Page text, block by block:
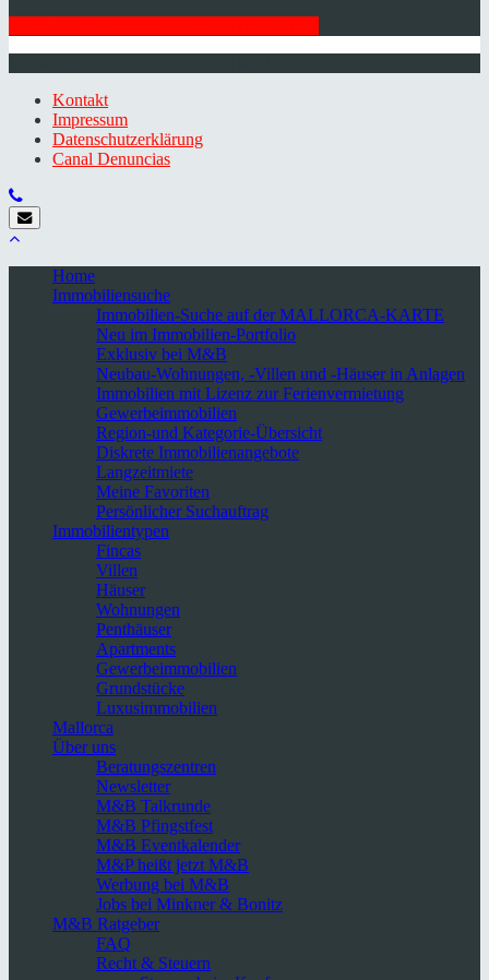
Kontakt
Impressum
Datenschutzerklärung
Canal Denuncias
Home
Immobiliensuche
Immobilien-Suche auf der MALLORCA-KARTE
Neu im Immobilien-Portfolio
Exklusiv bei M&B
Neubau-Wohnungen, -Villen und -Häuser in Anlagen
Immobilien mit Lizenz zur Ferienvermietung
Gewerbeimmobilien
Region-und Kategorie-Übersicht
Diskrete Immobilienangebote
Langzeitmiete
Meine Favoriten
Persönlicher Suchauftrag
Immobilientypen
Fincas
Villen
Häuser
Wohnungen
Penthäuser
Apartments
Gewerbeimmobilien
Grundstücke
Luxusimmobilien
Mallorca
Über uns
Beratungszentren
Newsletter
M&B Talkrunde
M&B Pfingstfest
M&B Eventkalender
M&P heißt jetzt M&B
Werbung bei M&B
Jobs bei Minkner & Bonitz
M&B Ratgeber
FAQ
Recht & Steuern